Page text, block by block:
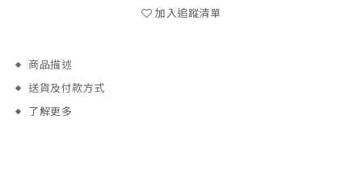
加入追蹤清單
商品描述
送貨及付款方式
了解更多